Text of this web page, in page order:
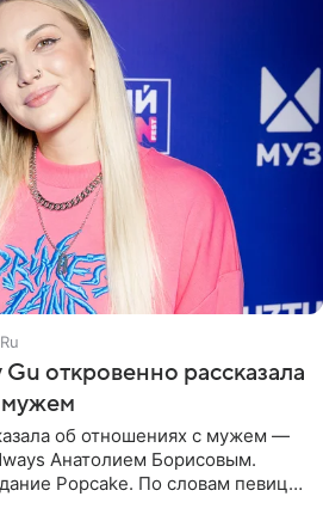
откровенно рассказала
об отношениях с мужем —
Анатолием Борисовым.
Popcake. По словам певицы,